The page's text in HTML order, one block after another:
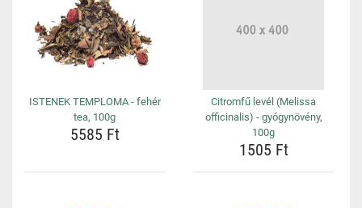
ISTENEK TEMPLOMA - fehér
tea, 100g
5585 Ft
Citromfű levél (Melissa
officinalis) - gyógynövény,
100g
1505 Ft